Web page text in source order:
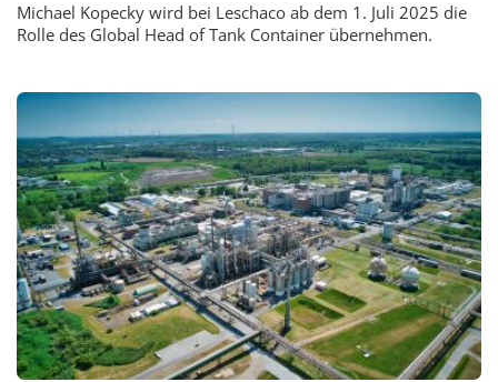
Michael Kopecky wird bei Leschaco ab dem 1. Juli 2025 die
Rolle des Global Head of Tank Container übernehmen.